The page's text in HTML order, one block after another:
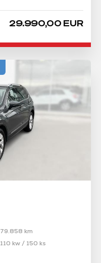
29.990,00 EUR
79.858 km
110 kw / 150 ks